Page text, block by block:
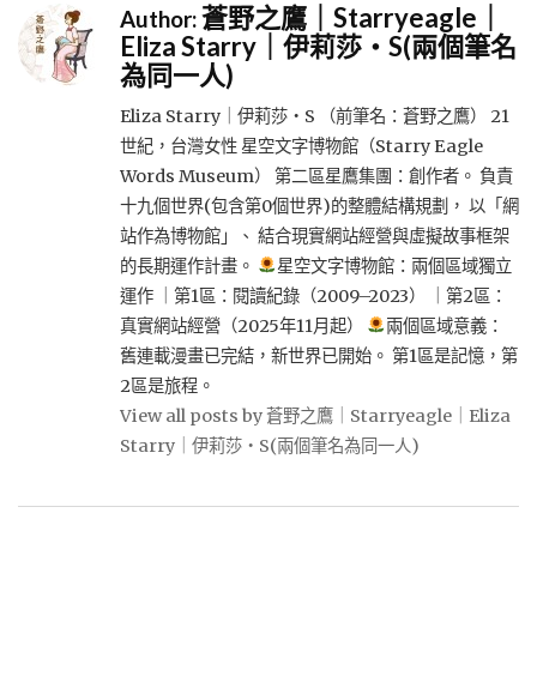
Author:蒼野之鷹｜Starryeagle｜
Eliza Starry｜伊莉莎・S(兩個筆名
為同一人)
Eliza Starry｜伊莉莎・S （前筆名：蒼野之鷹） 21
世紀，台灣女性 星空文字博物館（Starry Eagle
Words Museum） 第二區星鷹集團：創作者。 負責
十九個世界(包含第0個世界)的整體結構規劃， 以「網
站作為博物館」、 結合現實網站經營與虛擬故事框架
的長期運作計畫。
星空文字博物館：兩個區域獨立
運作 ｜第1區：閱讀紀錄（2009–2023） ｜第2區：
真實網站經營（2025年11月起）
兩個區域意義：
舊連載漫畫已完結，新世界已開始。 第1區是記憶，第
2區是旅程。
View all posts by 蒼野之鷹｜Starryeagle｜Eliza
Starry｜伊莉莎・S(兩個筆名為同一人)